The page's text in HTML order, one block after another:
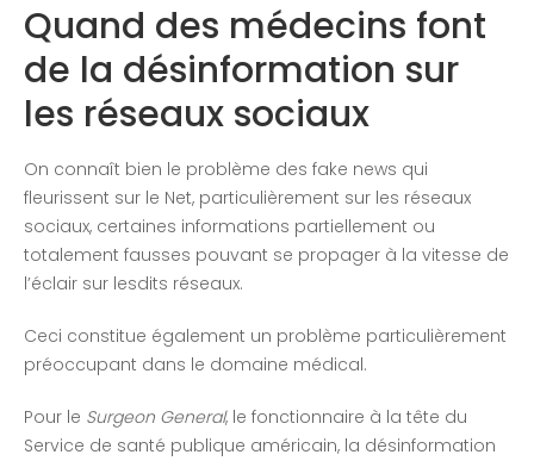
Quand des médecins font
de la désinformation sur
les réseaux sociaux
On connaît bien le problème des fake news qui
fleurissent sur le Net, particulièrement sur les réseaux
sociaux, certaines informations partiellement ou
totalement fausses pouvant se propager à la vitesse de
l’éclair sur lesdits réseaux.
Ceci constitue également un problème particulièrement
préoccupant dans le domaine médical.
Pour le Surgeon General, le fonctionnaire à la tête du
Service de santé publique américain, la désinformation